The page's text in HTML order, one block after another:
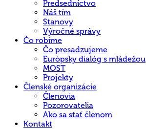
Predsedníctvo
Náš tím
Stanovy
Výročné správy
Čo robíme
Čo presadzujeme
Európsky dialóg s mládežou
MOST
Projekty
Členské organizácie
Členovia
Pozorovatelia
Ako sa stať členom
Kontakt